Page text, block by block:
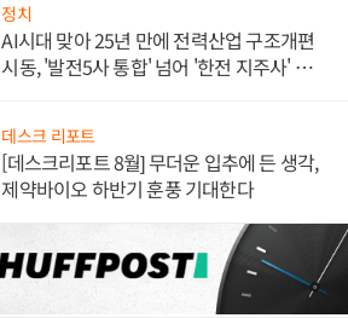
정치
AI시대 맞아 25년 만에 전력산업 구조개편
시동, '발전5사 통합' 넘어 '한전 지주사' 재편
데스크 리포트
[데스크리포트 8월] 무더운 입추에 든 생각,
제약바이오 하반기 훈풍 기대한다